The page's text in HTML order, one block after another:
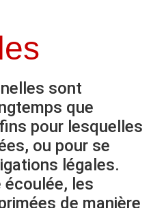
sont
que
pour lesquelles
ou pour se
légales.
les
de manière